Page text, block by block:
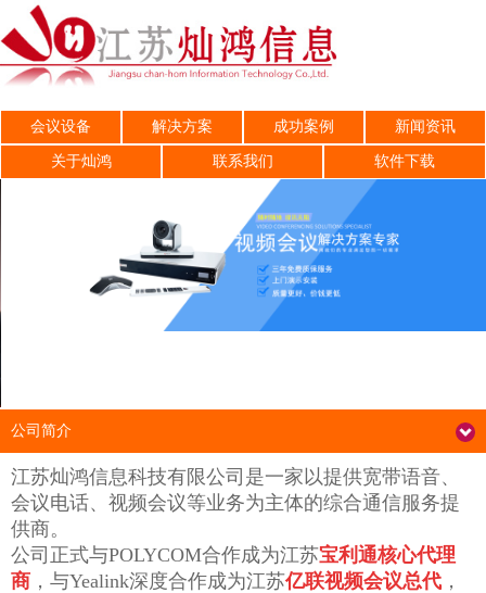
会议设备 解决方案 成功案例 新闻资讯
关于灿鸿 联系我们 软件下载
公司简介
江苏灿鸿信息科技有限公司是一家以提供宽带语音、
会议电话、视频会议等业务为主体的综合通信服务提
供商。
公司正式与POLYCOM合作成为江苏宝利通核心代理
商 ，与Yealink深度合作成为江苏亿联视频会议总代 ，